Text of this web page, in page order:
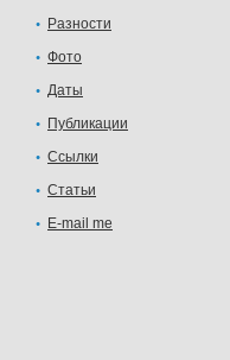
Разности
Фото
Даты
Публикации
Ссылки
Статьи
E-mail me